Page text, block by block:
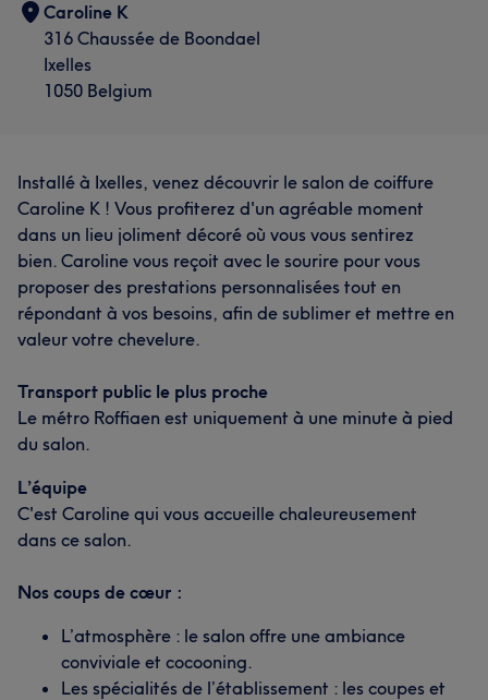
Caroline K
316 Chaussée de Boondael
Ixelles
1050 Belgium
Installé à Ixelles, venez découvrir le salon de coiffure
Caroline K ! Vous profiterez d'un agréable moment
dans un lieu joliment décoré où vous vous sentirez
bien. Caroline vous reçoit avec le sourire pour vous
proposer des prestations personnalisées tout en
répondant à vos besoins, afin de sublimer et mettre en
valeur votre chevelure.
Transport public le plus proche
Le métro Roffiaen est uniquement à une minute à pied
du salon.
L’équipe
C'est Caroline qui vous accueille chaleureusement
dans ce salon.
Nos coups de cœur :
L’atmosphère : le salon offre une ambiance
conviviale et cocooning.
Les spécialités de l’établissement : les coupes et